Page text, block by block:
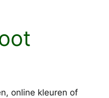
online kleuren of